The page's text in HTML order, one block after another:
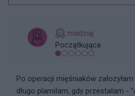
madziaj
Początkująca
Po operacji mięśniaków załozyłam
długo plamiłam, gdy przestałam -